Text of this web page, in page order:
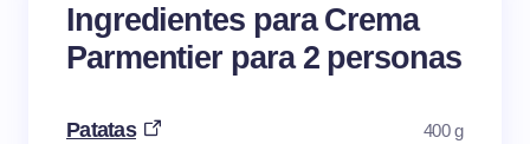
Ingredientes para Crema
Parmentier para 2 personas
Patatas 400 g